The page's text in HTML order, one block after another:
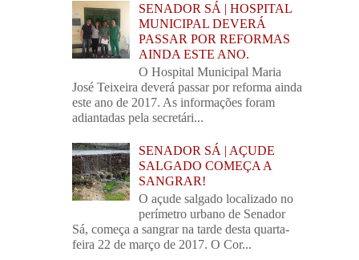
SENADOR SÁ | HOSPITAL
MUNICIPAL DEVERÁ
PASSAR POR REFORMAS
AINDA ESTE ANO.
O Hospital Municipal Maria
José Teixeira deverá passar por reforma ainda
este ano de 2017. As informações foram
adiantadas pela secretári...
SENADOR SÁ | AÇUDE
SALGADO COMEÇA A
SANGRAR!
O açude salgado localizado no
perímetro urbano de Senador
Sá, começa a sangrar na tarde desta quarta-
feira 22 de março de 2017. O Cor...